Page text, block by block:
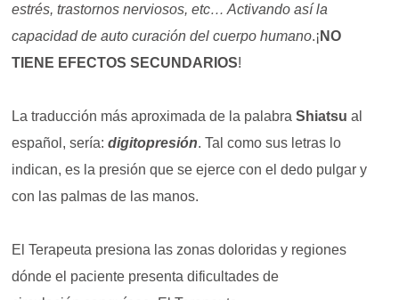
estrés, trastornos nerviosos, etc… Activando así la
capacidad de auto curación del cuerpo humano.¡ NO
TIENE EFECTOS SECUNDARIOS!
La traducción más aproximada de la palabra Shiatsu al
español, sería:digitopresión. Tal como sus letras lo
indican, es la presión que se ejerce con el dedo pulgar y
con las palmas de las manos.
El Terapeuta presiona las zonas doloridas y regiones
dónde el paciente presenta dificultades de